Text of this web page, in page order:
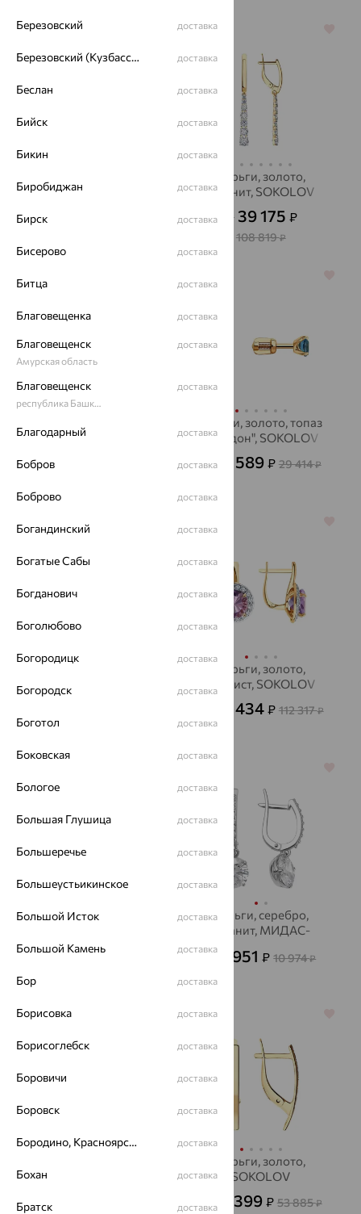
64%
сапфир, INCRUA
13 464
64%
Серьги, золото,
фианит, SOKOLOV
от 39 175₽
108 819₽
фианит, SOKOLOV
от 20 026
Серьги, золото, топаз
"лондон", SOKOLOV
от 10 589 ₽ 29 414₽
Серьги, золото,
Серьги, золото,
аметист, SOKOLOV
40 434 ₽ 112 317₽
Серьги, золото,
9 727₽
Серьги, серебро,
фианит, МИДАС-
3 951₽ 10 974₽
64% 64%
Серьги, золото,
SOKOLOV
19 399 ₽ 53 885₽
Березовский доставка
Березовский (Кузбасс), Берёзовский г/о доставка
Беслан доставка
Бийск доставка
Бикин доставка
Биробиджан доставка
Бирск доставка
Бисерово доставка
Битца доставка
Благовещенка доставка
Благовещенск
Амурская область
доставка
Благовещенск
республика Башкортостан
доставка
Благодарный доставка
Бобров доставка
Боброво доставка
Богандинский доставка
Богатые Сабы доставка
Богданович доставка
Боголюбово доставка
Богородицк доставка
Богородск доставка
Боготол доставка
Боковская доставка
Бологое доставка
Большая Глушица доставка
Большеречье доставка
Большеустьикинское доставка
Большой Исток доставка
Большой Камень доставка
Бор доставка
Борисовка доставка
Борисоглебск доставка
Боровичи доставка
Боровск доставка
Бородино, Красноярский край доставка
Бохан доставка
Братск доставка